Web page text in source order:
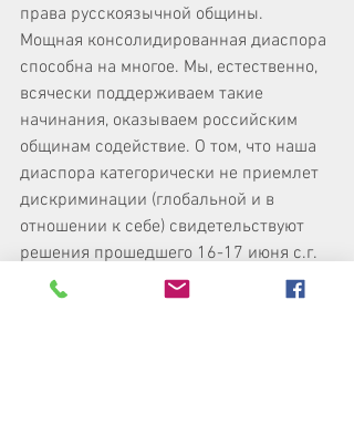
права русскоязычной общины.
Мощная консолидированная диаспора
способна на многое. Мы, естественно,
всячески поддерживаем такие
начинания, оказываем российским
общинам содействие. О том, что наша
диаспора категорически не приемлет
дискриминации (глобальной и в
отношении к себе) свидетельствуют
решения прошедшего 16-17 июня с.г.
в Москве Всемирного
координационного совета российских